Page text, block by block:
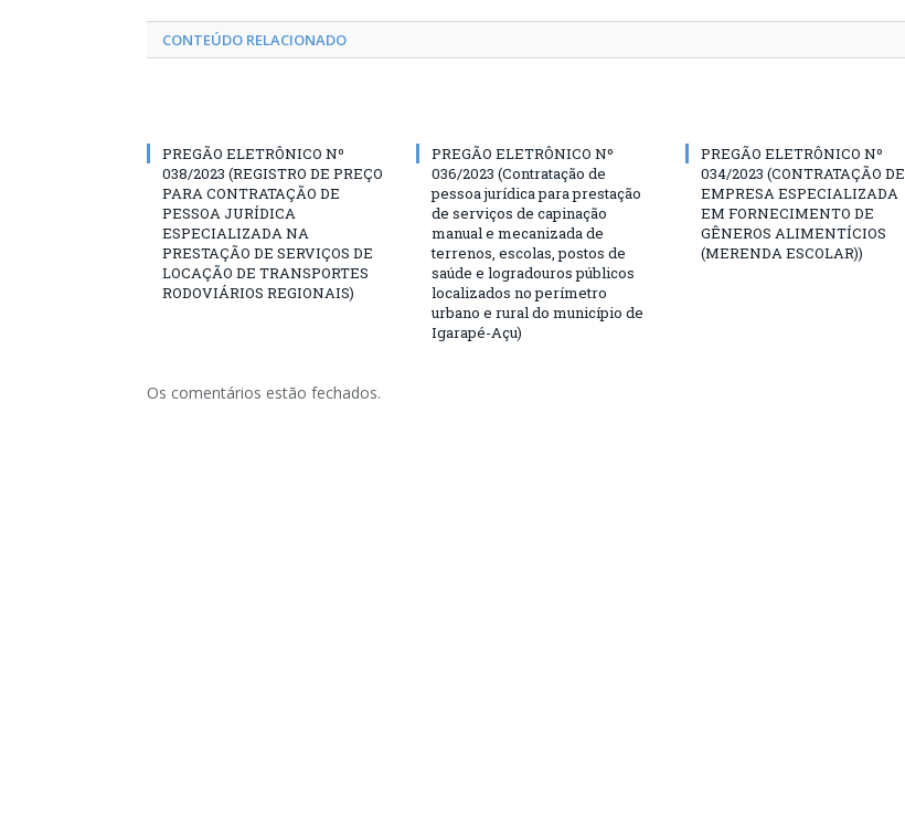
CONTEÚDO RELACIONADO
PREGÃO ELETRÔNICO Nº
038/2023 (REGISTRO DE PREÇO
PARA CONTRATAÇÃO DE
PESSOA JURÍDICA
ESPECIALIZADA NA
PRESTAÇÃO DE SERVIÇOS DE
LOCAÇÃO DE TRANSPORTES
RODOVIÁRIOS REGIONAIS)
PREGÃO ELETRÔNICO Nº
036/2023 (Contratação de
pessoa jurídica para prestação
de serviços de capinação
manual e mecanizada de
terrenos, escolas, postos de
saúde e logradouros públicos
localizados no perímetro
urbano e rural do município de
Igarapé-Açu)
PREGÃO ELETRÔNICO Nº
034/2023 (CONTRATAÇÃO DE
EMPRESA ESPECIALIZADA
EM FORNECIMENTO DE
GÊNEROS ALIMENTÍCIOS
(MERENDA ESCOLAR))
Os comentários estão fechados.